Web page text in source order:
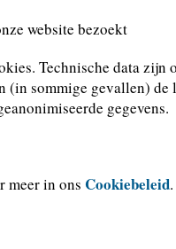
website bezoekt
Technische data zijn
(in sommige gevallen)
gegevens.
meer in ons Cookiebeleid.